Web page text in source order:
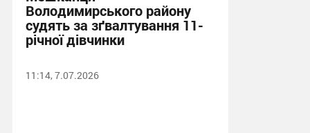
Володимирського району
судять за зґвалтування 11-
річної дівчинки
11:14, 7.07.2026